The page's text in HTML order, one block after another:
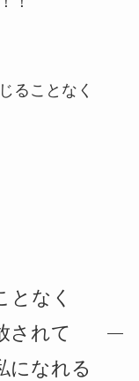
ることなく
となく
されて
になれる